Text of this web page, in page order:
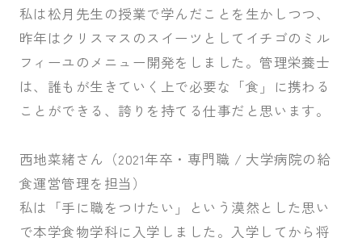
私は松月先生の授業で学んだことを生かしつつ、
昨年はクリスマスのスイーツとしてイチゴのミル
フィーユのメニュー開発をしました。管理栄養士
は、誰もが生きていく上で必要な「食」に携わる
ことができる、誇りを持てる仕事だと思います。
西地菜緒さん（2021年卒・専門職 / 大学病院の給
食運営管理を担当）
私は「手に職をつけたい」という漠然とした思い
で本学食物学科に入学しました。入学してから将